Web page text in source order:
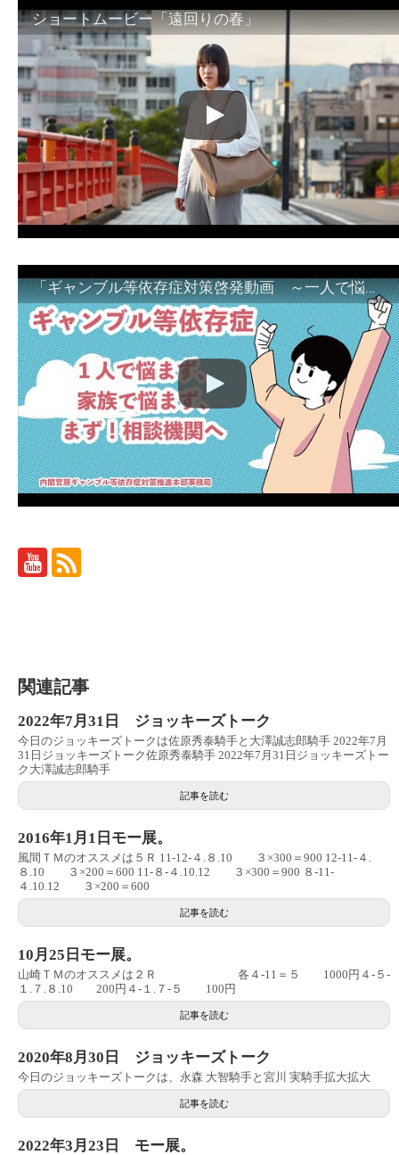
ショートムービー「遠回りの春」
「ギャンブル等依存症対策啓発動画 ～一人で悩まず、家族で悩まず、まず！相談機関へ～」
関連記事
2022年7月31日 ジョッキーズトーク
今日のジョッキーズトークは佐原秀泰騎手と大澤誠志郎騎手 2022年7月
31日ジョッキーズトーク佐原秀泰騎手 2022年7月31日ジョッキーズトー
ク大澤誠志郎騎手
記事を読む
2016年1月1日モー展。
風間ＴＭのオススメは５Ｒ 11‐12‐４.８.10 ３×300＝900 12‐11‐４.
８.10 ３×200＝600 11‐８‐４.10.12 ３×300＝900 ８‐11‐
４.10.12 ３×200＝600
記事を読む
10月25日モー展。
山崎ＴＭのオススメは２Ｒ 各４‐11＝５ 1000円４‐５‐
１.７.８.10 200円４‐１.７‐５ 100円
記事を読む
2020年8月30日 ジョッキーズトーク
今日のジョッキーズトークは、永森 大智騎手と宮川 実騎手拡大拡大
記事を読む
2022年3月23日 モー展。